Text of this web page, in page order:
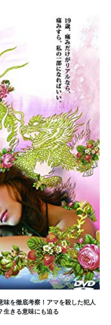
味を徹底考察！アマを殺した犯人
生きる意味にも迫る